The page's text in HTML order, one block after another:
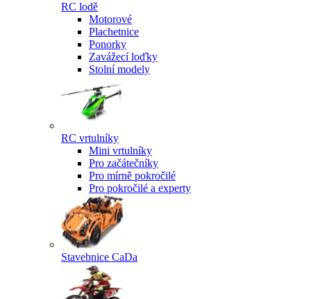
RC lodě
Motorové
Plachetnice
Ponorky
Zavážecí loďky
Stolní modely
RC vrtulníky
Mini vrtulníky
Pro začátečníky
Pro mírně pokročilé
Pro pokročilé a experty
Stavebnice CaDa